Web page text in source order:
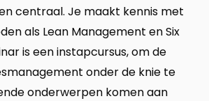
centraal. Je maakt kennis met
als Lean Management en Six
is een instapcursus, om de
onder de knie te
onderwerpen komen aan